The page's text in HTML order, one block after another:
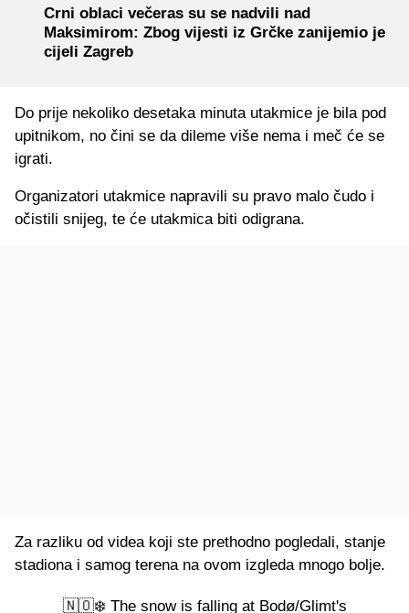
Crni oblaci večeras su se nadvili nad
Maksimirom: Zbog vijesti iz Grčke zanijemio je
cijeli Zagreb
Do prije nekoliko desetaka minuta utakmice je bila pod
upitnikom, no čini se da dileme više nema i meč će se
igrati.
Organizatori utakmice napravili su pravo malo čudo i
očistili snijeg, te će utakmica biti odigrana.
Za razliku od videa koji ste prethodno pogledali, stanje
stadiona i samog terena na ovom izgleda mnogo bolje.
🇳🇴❄️ The snow is falling at Bodø/Glimt's